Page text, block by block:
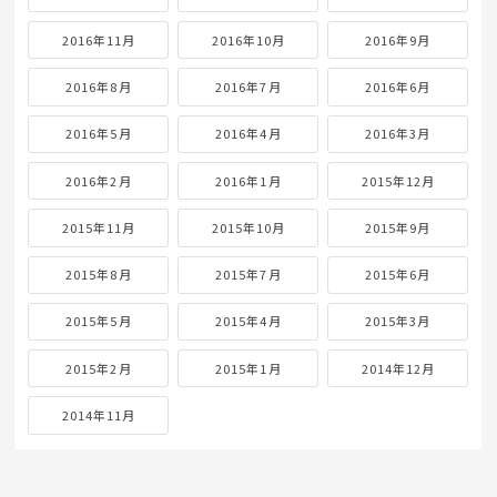
2016年11月 2016年10月 2016年9月
2016年8月 2016年7月 2016年6月
2016年5月 2016年4月 2016年3月
2016年2月 2016年1月 2015年12月
2015年11月 2015年10月 2015年9月
2015年8月 2015年7月 2015年6月
2015年5月 2015年4月 2015年3月
2015年2月 2015年1月 2014年12月
2014年11月